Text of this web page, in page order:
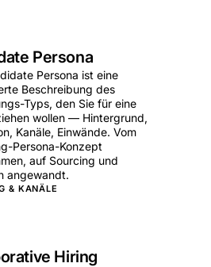
Persona
Persona ist eine
Beschreibung des
Typs, den Sie für eine
wollen — Hintergrund,
Kanäle, Einwände. Vom
Persona-Konzept
auf Sourcing und
angewandt.
& KANÄLE
Hiring